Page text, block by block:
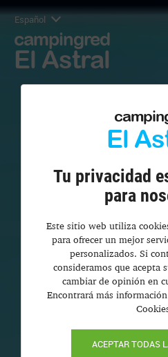
Español
campingred
El Astral
El
Tu privacidad
para
Este sitio web utiliza
para ofrecer un mejor
personalizados. Si
consideramos que acepta
cambiar de opinión en
Encontrará más
ACEPTAR TODAS